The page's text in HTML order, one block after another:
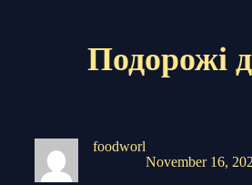
Подорожі
foodworl
November 16,